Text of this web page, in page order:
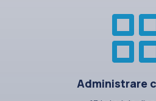
Administrare